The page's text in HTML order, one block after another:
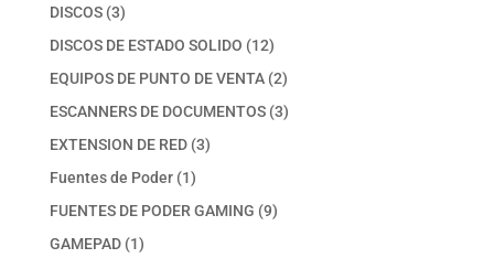
DISCOS 33
productos
DISCOS DE ESTADO SOLIDO 1212
productos
EQUIPOS DE PUNTO DE VENTA 22
productos
ESCANNERS DE DOCUMENTOS 33
EXTENSION DE RED 33
Fuentes de Poder 11
producto
FUENTES DE PODER GAMING 99
GAMEPAD 11